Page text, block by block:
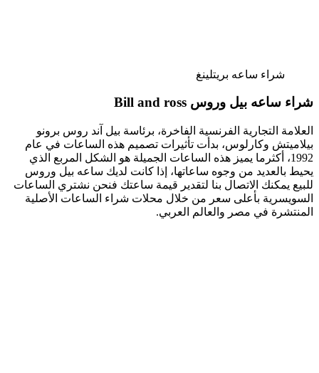
شراء ساعه بريتلينغ
شراء ساعه بيل وروس Bill and ross
العلامة التجارية الفرنسية الفاخرة، برئاسة بيل آند روس برونو
بيلاميتش وكارلوس، بدأت تأثيرات تصميم هذه الساعات في عام
1992، أكثرما يميز هذه الساعات الجميلة هو الشكل المربع الذي
يحيط بالعديد من وجوه ساعاتها، إذا كانت لديك ساعه بيل وروس
للبيع يمكنك الاتصال بنا لتقدير قيمة ساعتك فنحن نشتري الساعات
السويسرية بأعلى سعر من خلال محلات شراء الساعات الأصلية
المنتشرة في مصر والعالم العربي.